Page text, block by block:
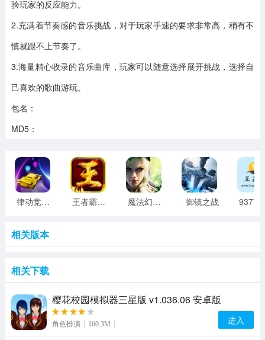
验玩家的反应能力。
2.充满着节奏感的音乐挑战，对于玩家手速的要求非常高，稍有不
慎就跟不上节奏了。
3.海量精心收录的音乐曲库，玩家可以随意选择展开挑战，选择自
己喜欢的歌曲游玩。
包名：
MD5：
律动竞速最新版 v0.3.3 安卓版 王者霸业手游 魔法幻想世界安卓版 御镜之战
相关版本
相关下载
樱花校园模拟器三星版 v1.036.06 安卓版
角色扮演 160.3M 进入